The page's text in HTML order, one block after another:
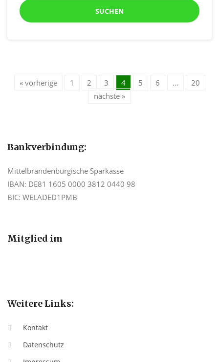
SUCHEN
« vorherige 1 2 3 4 5 6 …
20
nächste »
Bankverbindung:
Mittelbrandenburgische Sparkasse
IBAN: DE81 1605 0000 3812 0440 98
BIC: WELADED1PMB
Mitglied im
Weitere Links:
Kontakt
Datenschutz